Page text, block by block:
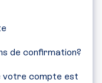
de confirmation?
votre compte est